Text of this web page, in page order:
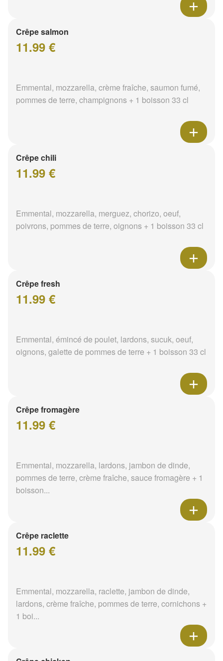
Crêpe salmon
11.99 €
Emmental, mozzarella, crème fraîche, saumon fumé,
pommes de terre, champignons + 1 boisson 33 cl
Crêpe chili
11.99 €
Emmental, mozzarella, merguez, chorizo, oeuf,
poivrons, pommes de terre, oignons + 1 boisson 33 cl
Crêpe fresh
11.99 €
Emmental, émincé de poulet, lardons, sucuk, oeuf,
oignons, galette de pommes de terre + 1 boisson 33 cl
Crêpe fromagère
11.99 €
Emmental, mozzarella, lardons, jambon de dinde,
pommes de terre, crème fraîche, sauce fromagère + 1
boisson...
Crêpe raclette
11.99 €
Emmental, mozzarella, raclette, jambon de dinde,
lardons, crème fraîche, pommes de terre, cornichons +
1 boi...